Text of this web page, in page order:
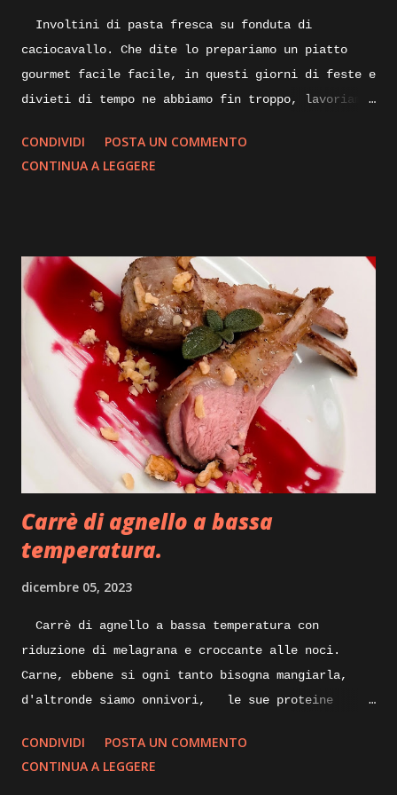
Involtini di pasta fresca su fonduta di
caciocavallo. Che dite lo prepariamo un piatto
gourmet facile facile, in questi giorni di feste e
divieti di tempo ne abbiamo fin troppo, lavoriamo
ne verrà fuori, quindi spostiamoci dalla scrivania
ai fornelli ed iniziamo. Quando pensiamo ad un
impiattarlo, non dilunghiamoci oltre e andiamo
subito ad iniziare. Ingredienti: sfoglia di
pasta fresca, carne di tacchino, provola, olio
pepe, ricotta stagionata, mostarda, caciocavallo
stagionato, prezzemolo, julienne di peperoncino,
pellicola adatta anche per la cottura degli
alimenti. Execution: prepariamo per iniziare
un po’ di bollito con del tacchino, quindi pentola
con acqua carne di tacchino e un pizzico di sale
grosso, portiamo tutto sul forn...
CONDIVIDI
POSTA UN COMMENTO
CONTINUA A LEGGERE
Carrè di agnello a bassa
temperatura.
dicembre 05, 2023
Carrè di agnello a bassa temperatura con
riduzione di melagrana e croccante alle noci.
Carne, ebbene si ogni tanto bisogna mangiarla,
d'altronde siamo onnivori, le sue proteine
alla nostra massa muscolare, lungi da me
sostituire la/ il nutrizionista, ma per quanto
CONDIVIDI
POSTA UN COMMENTO
CONTINUA A LEGGERE